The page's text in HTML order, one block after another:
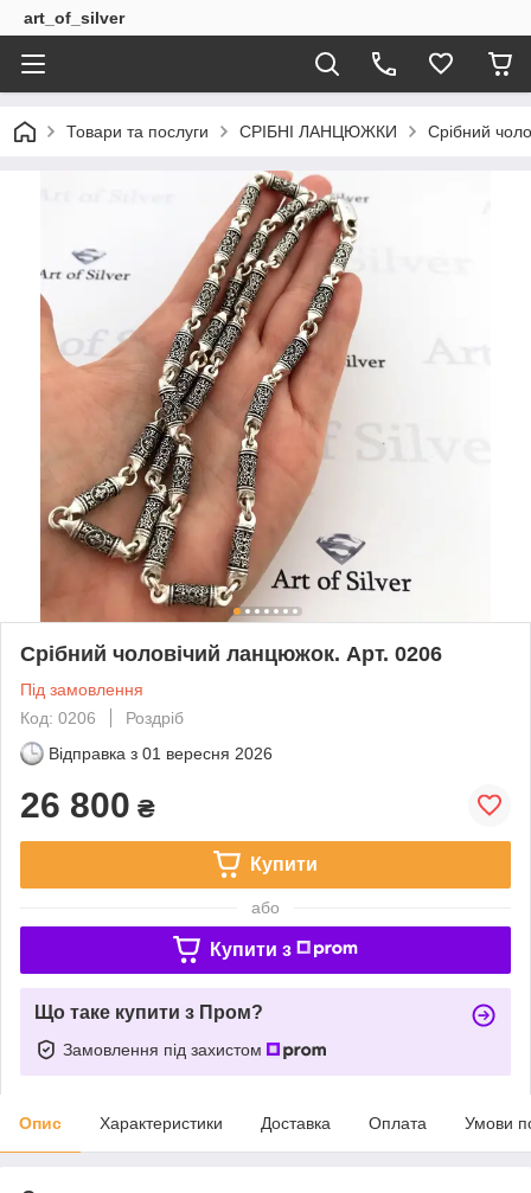
art_of_silver
Товари та послуги СРІБНІ ЛАНЦЮЖКИ Срібний
Срібний чоловічий ланцюжок. Арт. 0206
Під замовлення
Код: 0206
Роздріб
Відправка з 01 вересня 2026
26 800 ₴
Купити
або
Купити з
Що таке купити з Пром?
Замовлення під захистом
Опис Характеристики Доставка Оплата Умови